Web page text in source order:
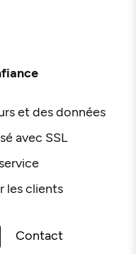
et des données
avec SSL
les clients
Contact